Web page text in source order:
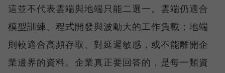
這並不代表雲端與地端只能二選一。雲端仍適合
模型訓練、程式開發與波動大的工作負載；地端
則較適合高頻存取、對延遲敏感，或不能離開企
業邊界的資料。企業真正要回答的，是每一類資